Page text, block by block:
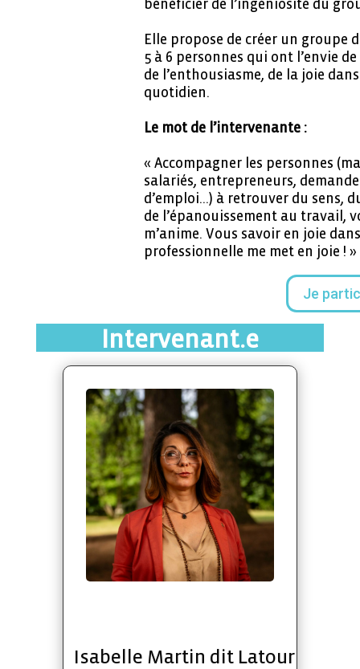
bénéficier de l’ingéniosité du
Elle propose de créer un groupe
5 à 6 personnes qui ont l’envie
de l’enthousiasme, de la joie
quotidien.
Le mot de l’intervenante :
« Accompagner les personnes
salariés, entrepreneurs,
d’emploi…) à retrouver du sens,
de l’épanouissement au travail,
m’anime. Vous savoir en joie
professionnelle me met en joie ! »
Je
Intervenant.e
Isabelle Martin dit Latour